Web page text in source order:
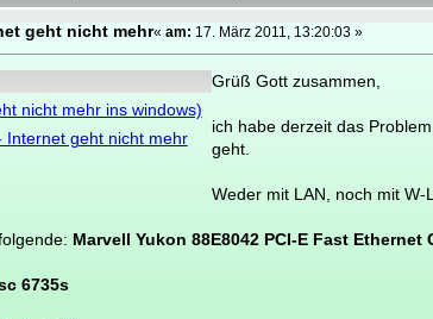
geht nicht mehr«am: 17. März 2011, 13:20:03 »
nicht mehr ins windows)
Internet geht nicht mehr
Grüß Gott zusammen,
ich habe derzeit das
geht.
Weder mit LAN, noch mit W-
Marvell Yukon 88E8042 PCI-E Fast Ethernet
6735s